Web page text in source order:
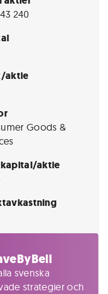
240
aktie
Goods &
kapital/aktie
svenska
strategier och